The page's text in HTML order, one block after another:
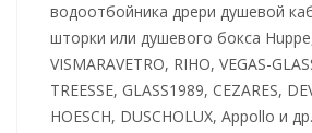
водоотбойника дрери душевой
шторки или душевого бокса
VISMARAVETRO, RIHO, VEGAS-
TREESSE, GLASS1989, CEZARES,
HOESCH, DUSCHOLUX, Appollo и др.